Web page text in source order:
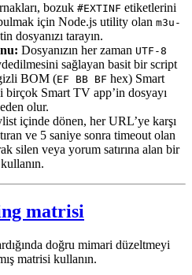
bozuk #EXTINF etiketlerini
için Node.js utility olan m3u-
dosyanızı tarayın.
Dosyanızın her zaman UTF-8
sağlayan basit bir script
BOM (EF BB BF hex) Smart
Smart TV app’in dosyayı
olur.
içinde dönen, her URL’ye karşı
ve 5 saniye sonra timeout olan
silen veya yorum satırına alan bir
matrisi
doğru mimari düzeltmeyi
matrisi kullanın.